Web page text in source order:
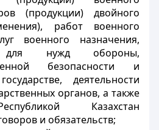
(продукции) двойного
работ военного
военного назначения,
для нужд обороны,
безопасности и
деятельности
органов, а также
Казахстан
и обязательств;